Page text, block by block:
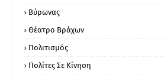
Βύρωνας
Θέατρο Βράχων
Πολιτισμός
Πολίτες Σε Κίνηση